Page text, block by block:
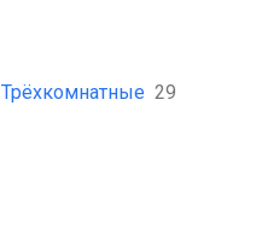
Трёхкомнатные 29